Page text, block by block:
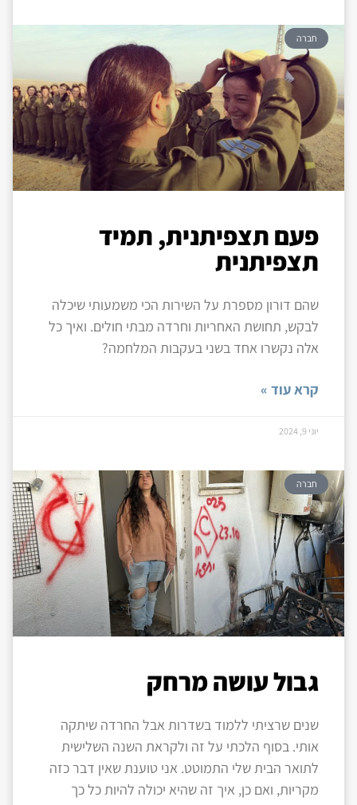
חברה
פעם תצפיתנית, תמיד
תצפיתנית
שהם דורון מספרת על השירות הכי משמעותי שיכלה
לבקש, תחושת האחריות וחרדה מבתי חולים. ואיך כל
אלה נקשרו אחד בשני בעקבות המלחמה?
קרא עוד »
יוני 9, 2024
חברה
גבול עושה מרחק
שנים שרציתי ללמוד בשדרות אבל החרדה שיתקה
אותי. בסוף הלכתי על זה ולקראת השנה השלישית
לתואר הבית שלי התמוטט. אני טוענת שאין דבר כזה
מקריות, ואם כן, איך זה שהיא יכולה להיות כל כך